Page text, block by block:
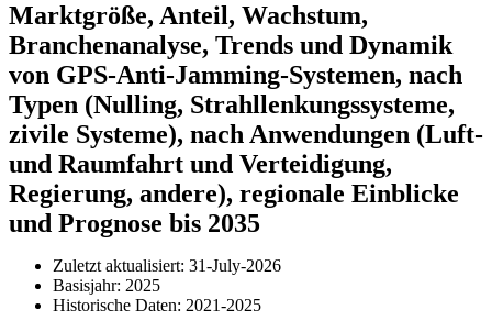
Marktgröße, Anteil, Wachstum,
Branchenanalyse, Trends und Dynamik
von GPS-Anti-Jamming-Systemen, nach
Typen (Nulling, Strahllenkungssysteme,
zivile Systeme), nach Anwendungen (Luft-
und Raumfahrt und Verteidigung,
Regierung, andere), regionale Einblicke
und Prognose bis 2035
Zuletzt aktualisiert: 31-July-2026
Basisjahr: 2025
Historische Daten: 2021-2025